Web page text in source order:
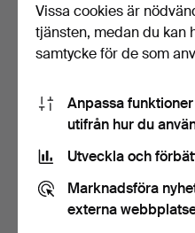
JONAS BOHLIN.
Tidningshylla, ''Magasin'', …
Bevaka sökning
Du kan också söka i vårt
Vissa cookies är
tjänsten, medan du kan
samtycke för de som
Anpassa
utifrån hur du
Utveckla och
Marknadsföra
externa